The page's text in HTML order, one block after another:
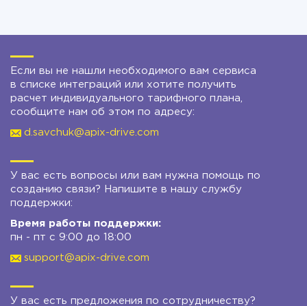
Если вы не нашли необходимого вам сервиса
в списке интеграций или хотите получить
расчет индивидуального тарифного плана,
сообщите нам об этом по адресу:
d.savchuk@apix-drive.com
У вас есть вопросы или вам нужна помощь по
созданию связи? Напишите в нашу службу
поддержки:
Время работы поддержки:
пн - пт с 9:00 до 18:00
support@apix-drive.com
У вас есть предложения по сотрудничеству?